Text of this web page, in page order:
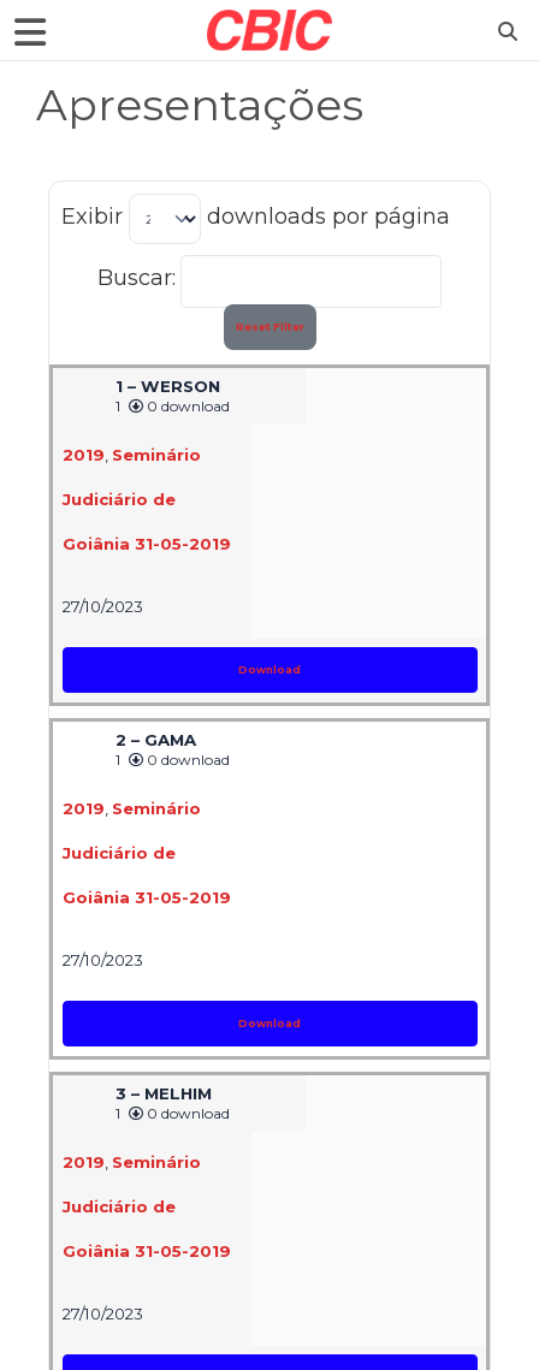
Apresentações
Exibir downloads por página
Buscar:
Reset Filter
1 – WERSON
1 0 download
2019 Seminário
Judiciário de
Goiânia 31-05-2019
27/10/2023
Download
2 – GAMA
1 0 download
2019 Seminário
Judiciário de
Goiânia 31-05-2019
27/10/2023
Download
3 – MELHIM
1 0 download
2019 Seminário
Judiciário de
Goiânia 31-05-2019
27/10/2023